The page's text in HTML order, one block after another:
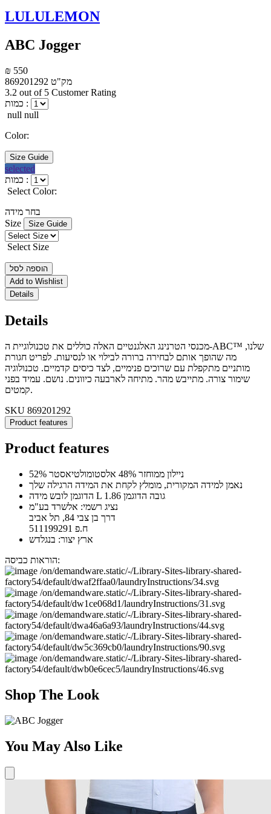
LULULEMON
ABC Jogger
₪ 550
מק"ט 869201292
3.2 out of 5 Customer Rating
כמות :
null null
Color:
Size Guide
selected
כמות :
Select Color:
בחר מידה
Size
Size Guide
Select Size
הוספה לסל
Add to Wishlist
Details
Details
מכנסי הטרנינג האלגנטיים האלה כוללים את טכנולוגיית ה-ABC™ שלנו,
מה שהופך אותם לבחירה ברורה לבילוי או לנסיעות. לפריט חגורת
מותניים מתקפלת עם שרוכים פנימיים, לצד כיסים קדמיים. טכנולוגיה
שימור צורה. מתייבש מהר. מתיחה לארבעה כיוונים. נושם. עמיד בפני
קמטים.
SKU 869201292
Product features
Product features
52% ניילון ממוחזר 48% אלסטומולטיאסטר
נאמן למידה המקורית, מומלץ לקחת את המידה הרגילה שלך
הדוגמן לובש מידה L גובה הדוגמן 1.86
נציג רשמי: אלשרד בע"מ
דרך בן צבי 84, תל אביב
ח.פ 511199291
ארץ יצור: בנגלדש
הוראות כביסה:
Shop The Look
You May Also Like